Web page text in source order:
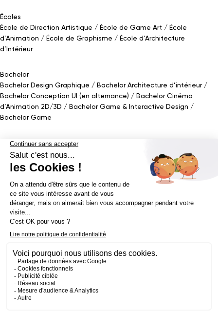
Écoles
École de Direction Artistique
École de Game Art
École
d’Animation
École de Graphisme
École d’Architecture
d’Intérieur
Bachelor
Bachelor Design Graphique
Bachelor Architecture d’intérieur
Bachelor Conception UI (en alternance)
Bachelor Cinéma
d’Animation 2D/3D
Bachelor Game & Interactive Design
Bachelor Game
Mastère
Mastères en Direction Artistique
Mastère Architecture
d’intérieur&Scénographie (en alternance)
Mastère UX/UI Design
Mastère Webdesigner (en alternance)
Mastère
Cinéma d’Animation
Mastère Game
Établissement d’enseignement supérieur privé - ECV 2019 ©
Mentions légales
Politique de confidentialité
Réalisé par La Jungle
@ecv2026